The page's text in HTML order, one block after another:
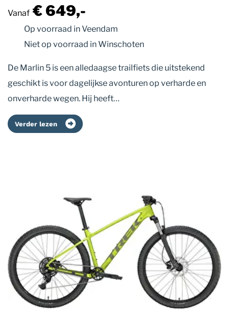
Vanaf € 649,-
Op voorraad in Veendam
Niet op voorraad in Winschoten
De Marlin 5 is een alledaagse trailfiets die uitstekend
geschikt is voor dagelijkse avonturen op verharde en
onverharde wegen. Hij heeft…
Verder lezen